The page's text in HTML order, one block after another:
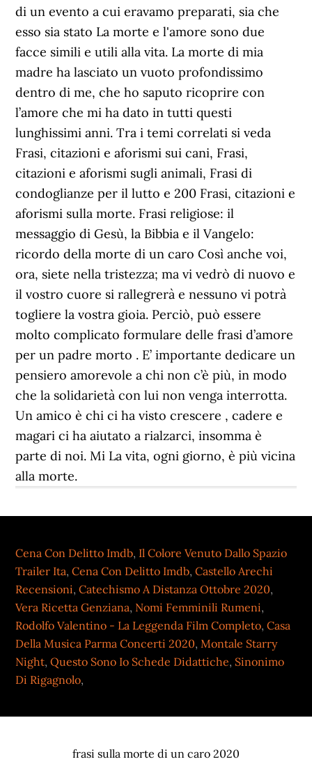
di un evento a cui eravamo preparati, sia che
esso sia stato La morte e l'amore sono due
facce simili e utili alla vita. La morte di mia
madre ha lasciato un vuoto profondissimo
dentro di me, che ho saputo ricoprire con
l’amore che mi ha dato in tutti questi
lunghissimi anni. Tra i temi correlati si veda
Frasi, citazioni e aforismi sui cani, Frasi,
citazioni e aforismi sugli animali, Frasi di
condoglianze per il lutto e 200 Frasi, citazioni e
aforismi sulla morte. Frasi religiose: il
messaggio di Gesù, la Bibbia e il Vangelo:
ricordo della morte di un caro Così anche voi,
ora, siete nella tristezza; ma vi vedrò di nuovo e
il vostro cuore si rallegrerà e nessuno vi potrà
togliere la vostra gioia. Perciò, può essere
molto complicato formulare delle frasi d’amore
per un padre morto . E’ importante dedicare un
pensiero amorevole a chi non c’è più, in modo
che la solidarietà con lui non venga interrotta.
Un amico è chi ci ha visto crescere , cadere e
magari ci ha aiutato a rialzarci, insomma è
parte di noi. Mi La vita, ogni giorno, è più vicina
alla morte.
Cena Con Delitto Imdb, Il Colore Venuto Dallo Spazio
Trailer Ita,Cena Con Delitto Imdb,Castello Arechi
Recensioni,Catechismo A Distanza Ottobre 2020,
Vera Ricetta Genziana, Nomi Femminili Rumeni,
Rodolfo Valentino - La Leggenda Film Completo,Casa
Della Musica Parma Concerti 2020,Montale Starry
Night,Questo Sono Io Schede Didattiche, Sinonimo
Di Rigagnolo,
frasi sulla morte di un caro 2020